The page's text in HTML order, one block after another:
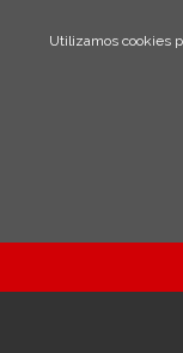
Utilizamos cookies